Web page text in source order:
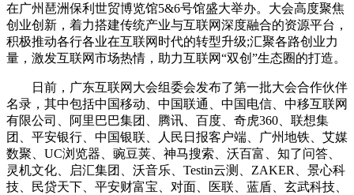
在广州琶洲保利世贸博览馆5&6号馆盛大举办。大会高度聚焦
创业创新，着力搭建传统产业与互联网深度融合的资源平台，
积极推动各行各业在互联网时代的转型升级;汇聚各路创业力
量，激发互联网市场热情，助力互联网“双创”生态圈的打造。
日前，广东互联网大会组委会发布了第一批大会合作伙伴
名录，其中包括中国移动、中国联通、中国电信、中移互联网
有限公司、阿里巴巴集团、腾讯、百度、奇虎360、联想集
团、平安银行、中国银联、人民日报客户端、广州地铁、艾媒
数聚、UC浏览器、豌豆荚、神马搜索、沃百富、知了问答、
灵机文化、启汇集团、沃音乐、Testin云测、ZAKER、景心科
技、民贷天下、平安财富宝、对面、医联、蓝盾、玄武科技、